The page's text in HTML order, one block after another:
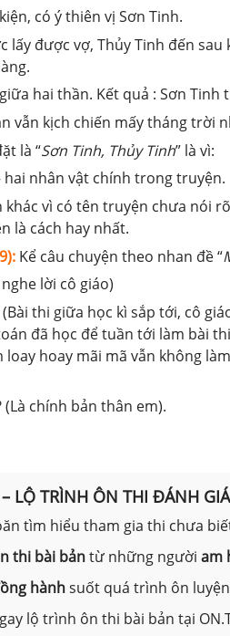
có ý thiên vị Sơn Tinh.
lấy được vợ, Thủy Tinh đến
hai thần. Kết quả : Sơn Tinh
vẫn kịch chiến mấy tháng trời
là “Sơn Tinh, Thủy Tinh” là vì:
hai nhân vật chính trong truyện.
khác vì có tên truyện chưa nói
là cách hay nhất.
Kể câu chuyện theo nhan đề “
lời cô giáo)
thi giữa học kì sắp tới, cô
đã học để tuần tới làm bài
loay hoay mãi mã vẫn không
chính bản thân em).
LỘ TRÌNH ÔN THI ĐÁNH
tìm hiểu tham gia thi chưa
thi bài bảntừ những người am
hànhsuốt quá trình ôn
lộ trình ôn thi bài bản tại